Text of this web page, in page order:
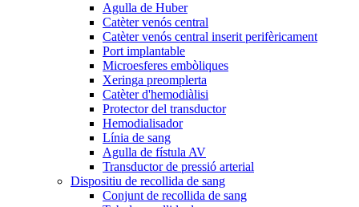
Agulla de Huber
Catèter venós central
Catèter venós central inserit perifèricament
Port implantable
Microesferes embòliques
Xeringa preomplerta
Catèter d'hemodiàlisi
Protector del transductor
Hemodialisador
Línia de sang
Agulla de fístula AV
Transductor de pressió arterial
Dispositiu de recollida de sang
Conjunt de recollida de sang